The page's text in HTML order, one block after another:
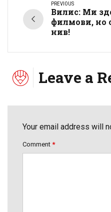
PREVIOUS
Вилис: Ми
филмови, но
нив!
Leave a
Your email address will
Comment *